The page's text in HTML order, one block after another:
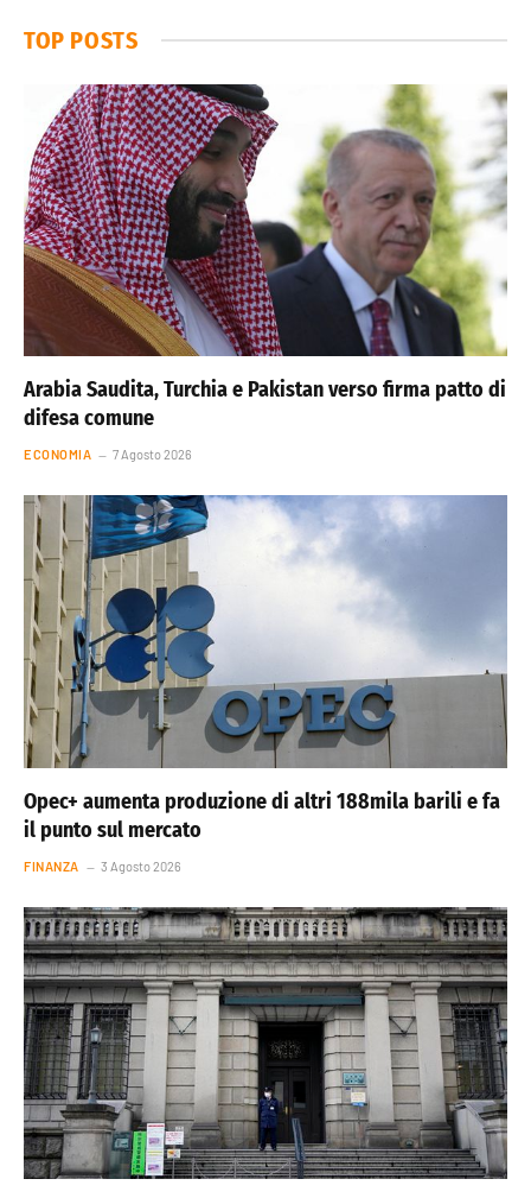
TOP POSTS
Arabia Saudita, Turchia e Pakistan verso firma patto di
difesa comune
ECONOMIA 7 Agosto 2026
Opec+ aumenta produzione di altri 188mila barili e fa
il punto sul mercato
FINANZA 3 Agosto 2026